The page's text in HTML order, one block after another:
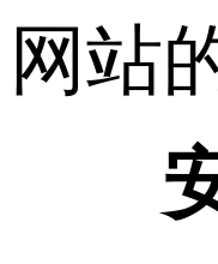
网站